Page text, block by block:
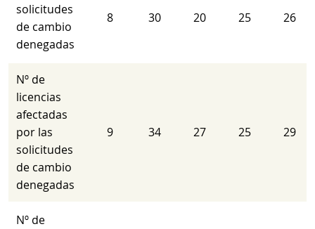
solicitudes
de cambio
denegadas
8 30 20 25 26
Nº de
licencias
afectadas
por las
solicitudes
de cambio
denegadas
9 34 27 25 29
Nº de